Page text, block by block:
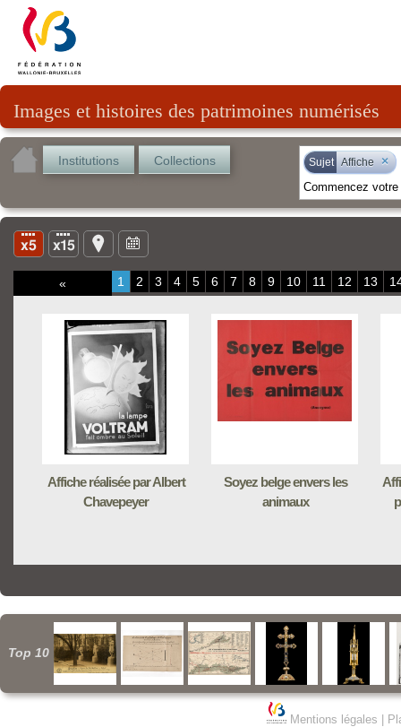
Images et histoires des patrimoines numérisés
Institutions Collections Sujet Affiche ×
« 1 2 3 4 5 6 7 8 9 10 11 12 13
Affiche réalisée par Albert
Chavepeyer
Soyez belge envers les
animaux
Top 10
Mentions légales